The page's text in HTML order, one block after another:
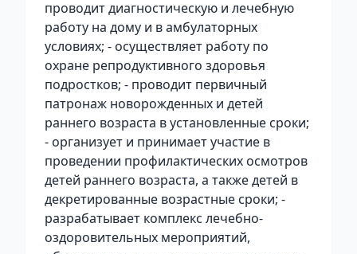
проводит диагностическую и лечебную
работу на дому и в амбулаторных
условиях; - осуществляет работу по
охране репродуктивного здоровья
подростков; - проводит первичный
патронаж новорожденных и детей
раннего возраста в установленные сроки;
- организует и принимает участие в
проведении профилактических осмотров
детей раннего возраста, а также детей в
декретированные возрастные сроки; -
разрабатывает комплекс лечебно-
оздоровительных мероприятий,